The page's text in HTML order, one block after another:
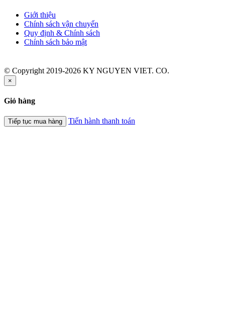
Giới thiệu
Chính sách vận chuyển
Quy định & Chính sách
Chính sách bảo mật
© Copyright 2019-2026 KY NGUYEN VIET. CO.
×
Giỏ hàng
Tiếp tục mua hàng Tiến hành thanh toán